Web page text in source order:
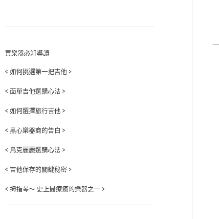
買樂器必知導讀
< 如何挑選第一把吉他 >
< 面單吉他選購心法 >
< 如何選擇旅行吉他 >
< 黑心樂器商的告白 >
< 烏克麗麗選購心法 >
< 吉他保存的關鍵秘密 >
< 拇指琴～ 史上最療癒的樂器之一 >